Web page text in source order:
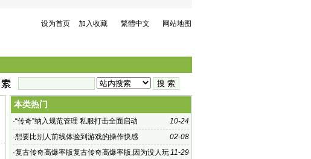
设为首页 加入收藏 繁體中文 网站地图
本类热门
10-24
·“传奇”纳入规范管理 私服打击全面启动
02-08
·想要比别人前线体验到游戏的操作快感
11-29
·复古传奇高爆率版复古传奇高爆率版,因为没人玩